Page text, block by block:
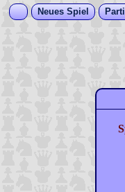
Neues Spiel